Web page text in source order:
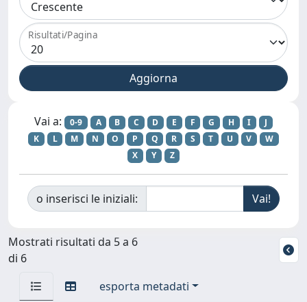
Risultati/Pagina
Vai a: 0-9 A B C D E F G H I
J
K
L M N O P Q R S T U V
W
X
Y Z
o inserisci le iniziali:
Mostrati risultati da 5 a 6
di 6
esporta metadati